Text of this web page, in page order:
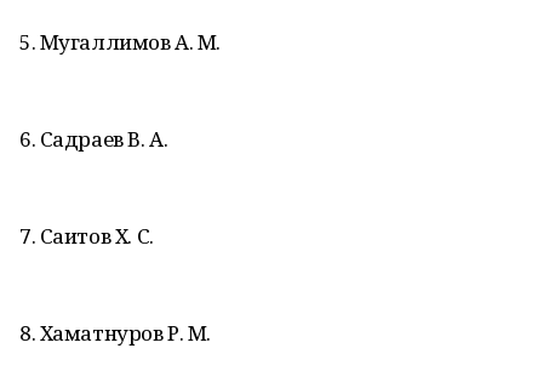
5. Мугаллимов А. М.
6. Садраев В. А.
7. Саитов Х. С.
8. Хаматнуров Р. М.